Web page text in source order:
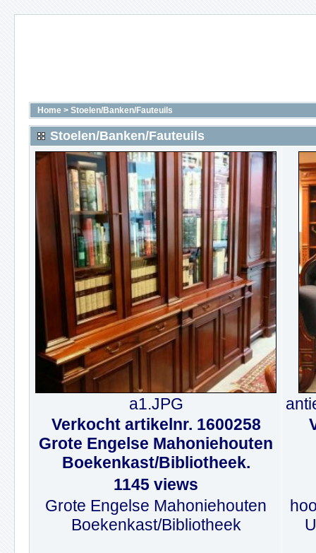
Home > Stoelen/Banken/Fauteuils
Stoelen/Banken/Fauteuils
a1.JPG
Verkocht artikelnr. 1600258
Grote Engelse Mahoniehouten
Boekenkast/Bibliotheek.
1145 views
Grote Engelse Mahoniehouten
Boekenkast/Bibliotheek